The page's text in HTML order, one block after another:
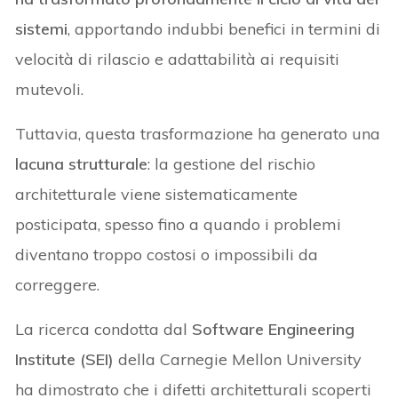
sistemi, apportando indubbi benefici in termini di
velocità di rilascio e adattabilità ai requisiti
mutevoli.
Tuttavia, questa trasformazione ha generato una
lacuna strutturale: la gestione del rischio
architetturale viene sistematicamente
posticipata, spesso fino a quando i problemi
diventano troppo costosi o impossibili da
correggere.
La ricerca condotta dal Software Engineering
Institute (SEI) della Carnegie Mellon University
ha dimostrato che i difetti architetturali scoperti